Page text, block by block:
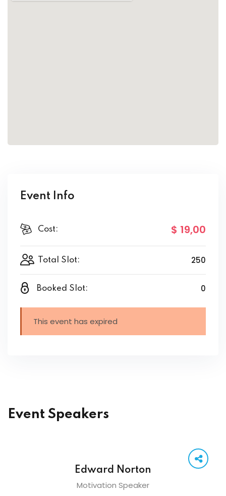
Event Info
Cost: $ 19,00
Total Slot: 250
Booked Slot: 0
This event has expired
Event Speakers
Edward Norton
Motivation Speaker